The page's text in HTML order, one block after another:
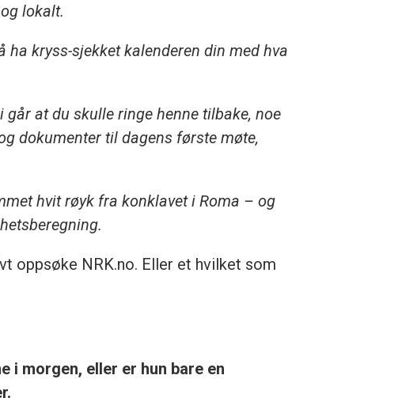
lokalt.
kryss-sjekket kalenderen din med hva
at du skulle ringe henne tilbake, noe
dokumenter til dagens første møte,
hvit røyk fra konklavet i Roma – og
oppsøke NRK.no. Eller et hvilket som
i morgen, eller er hun bare en